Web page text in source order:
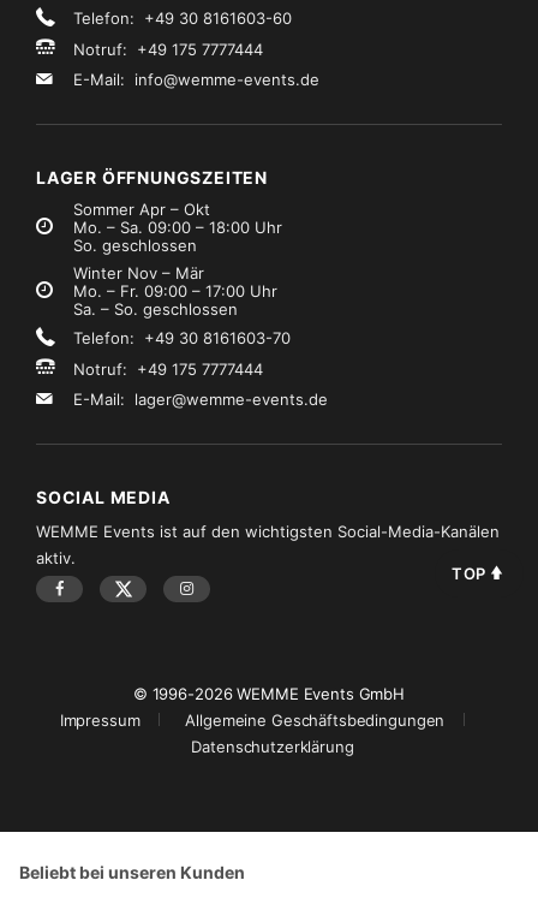
Telefon: +49 30 8161603-60
Notruf: +49 175 7777444
E-Mail: info@wemme-events.de
LAGER ÖFFNUNGSZEITEN
Sommer Apr – Okt
Mo. – Sa. 09:00 – 18:00 Uhr
So. geschlossen
Winter Nov – Mär
Mo. – Fr. 09:00 – 17:00 Uhr
Sa. – So. geschlossen
Telefon: +49 30 8161603-70
Notruf: +49 175 7777444
E-Mail: lager@wemme-events.de
SOCIAL MEDIA
WEMME Events ist auf den wichtigsten Social-Media-Kanälen
aktiv.
© 1996-2026 WEMME Events GmbH
Impressum
Allgemeine Geschäftsbedingungen
Datenschutzerklärung
TOP
Beliebt bei unseren Kunden